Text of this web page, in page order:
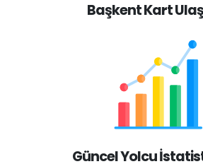
Başkent Kart
Güncel Yolcu